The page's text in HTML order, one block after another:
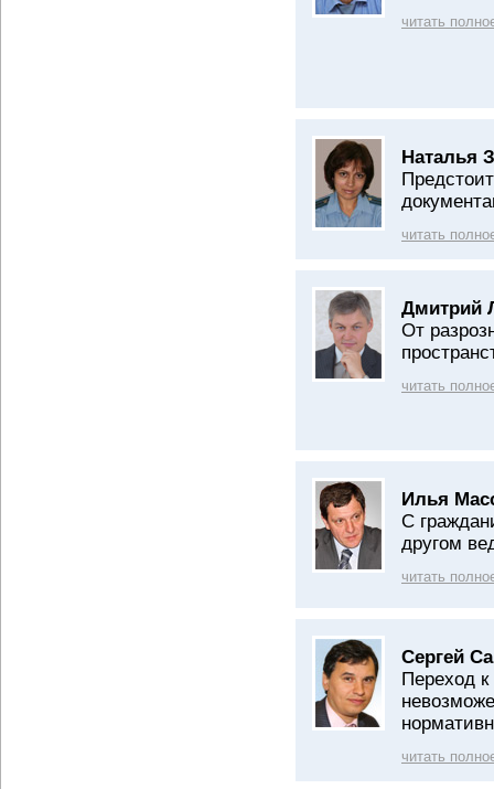
читать
Наталья
читать
Дмитрий
От
читать
Илья
С
другом
читать
Сергей
Переход к
читать